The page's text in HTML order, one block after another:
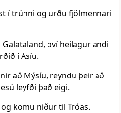
í trúnni og urðu fjölmennari
því heilagur andi
í Asíu.
að Mýsíu, reyndu þeir að
leyfði það eigi.
komu niður til Tróas.